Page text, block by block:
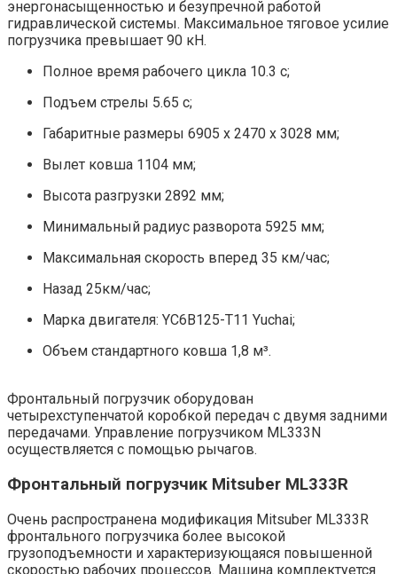
энергонасыщенностью и безупречной работой
гидравлической системы. Максимальное тяговое усилие
погрузчика превышает 90 кН.
Полное время рабочего цикла 10.3 с;
Подъем стрелы 5.65 с;
Габаритные размеры 6905 x 2470 x 3028 мм;
Вылет ковша 1104 мм;
Высота разгрузки 2892 мм;
Минимальный радиус разворота 5925 мм;
Максимальная скорость вперед 35 км/час;
Назад 25км/час;
Марка двигателя: YC6B125-T11 Yuchai;
Объем стандартного ковша 1,8 м³.
Фронтальный погрузчик оборудован
четырехступенчатой коробкой передач с двумя задними
передачами. Управление погрузчиком ML333N
осуществляется с помощью рычагов.
Фронтальный погрузчик Mitsuber ML333R
Очень распространена модификация Mitsuber ML333R
фронтального погрузчика более высокой
грузоподъемности и характеризующаяся повышенной
скоростью рабочих процессов. Машина комплектуется